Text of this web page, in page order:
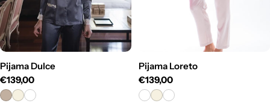
Pijama Dulce
Precio
habitual
€139,00
Pijama Loreto
Precio
habitual
€139,00